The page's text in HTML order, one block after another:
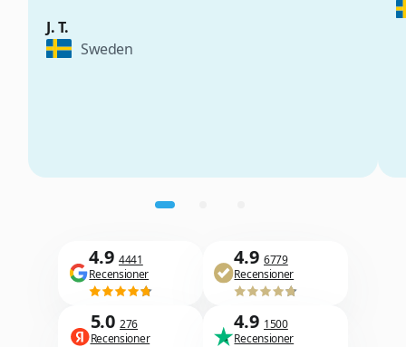
J. T.
Sweden
4.9 4441
Recensioner
4.9 6779
Recensioner
5.0 276
Recensioner
4.9 1500
Recensioner